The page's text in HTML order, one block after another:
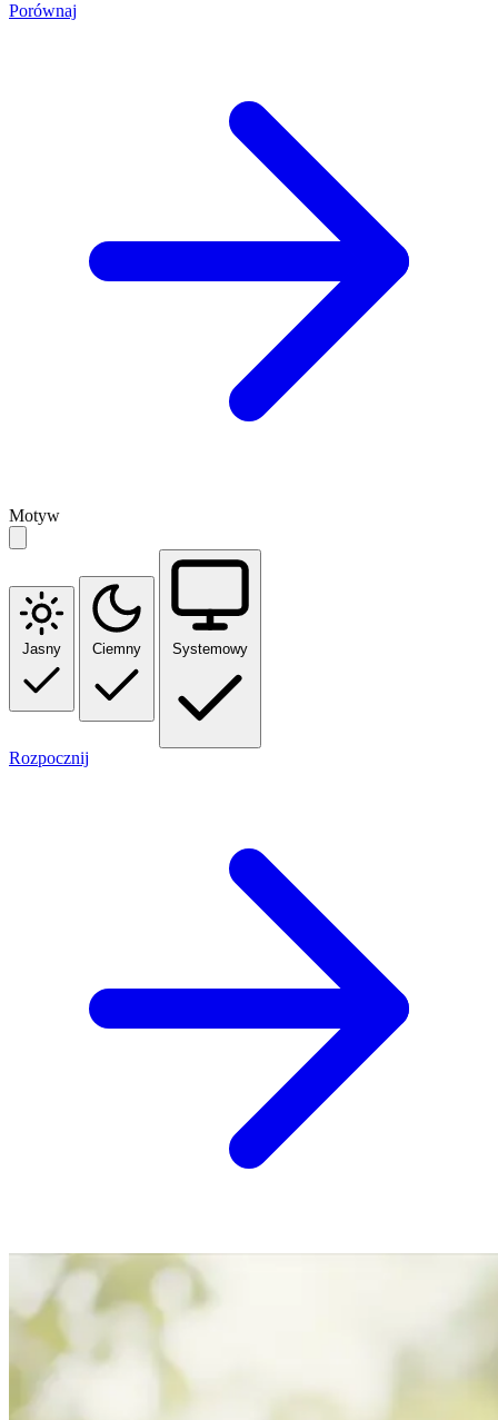
Porównaj
Motyw
Jasny Ciemny Systemowy
Rozpocznij